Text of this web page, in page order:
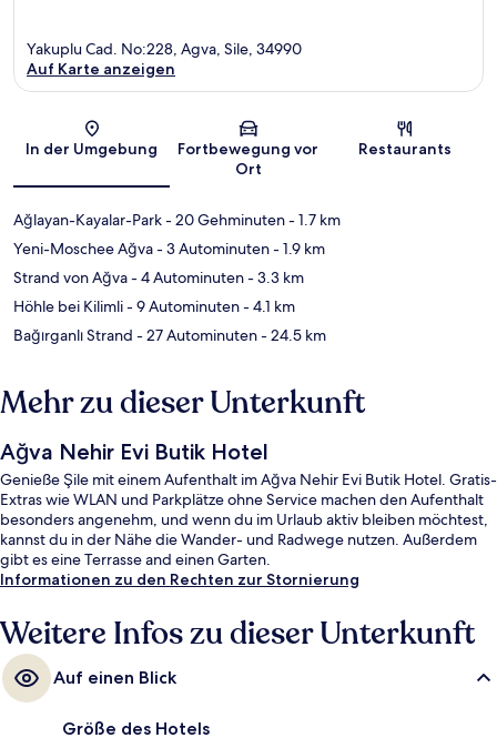
Karte
Yakuplu Cad. No:228, Agva, Sile, 34990
Auf Karte anzeigen
In der Umgebung
Fortbewegung vor
Ort
Restaurants
Ağlayan-Kayalar-Park- 20 Gehminuten- 1.7 km
Yeni-Moschee Ağva- 3 Autominuten- 1.9 km
Strand von Ağva- 4 Autominuten- 3.3 km
Höhle bei Kilimli- 9 Autominuten- 4.1 km
Bağırganlı Strand - 27 Autominuten- 24.5 km
Mehr zu dieser Unterkunft
Ağva Nehir Evi Butik Hotel
Genieße Şile mit einem Aufenthalt im Ağva Nehir Evi Butik Hotel. Gratis-
Extras wie WLAN und Parkplätze ohne Service machen den Aufenthalt
besonders angenehm, und wenn du im Urlaub aktiv bleiben möchtest,
kannst du in der Nähe die Wander- und Radwege nutzen. Außerdem
gibt es eine Terrasse and einen Garten.
Informationen zu den Rechten zur Stornierung
Weitere Infos zu dieser Unterkunft
Auf einen Blick
Größe des Hotels